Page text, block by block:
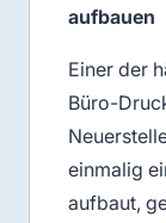
aufbauen
Einer der
Büro-
einmalig
aufbaut,